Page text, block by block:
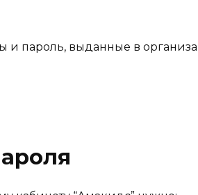
и пароль, выданные в